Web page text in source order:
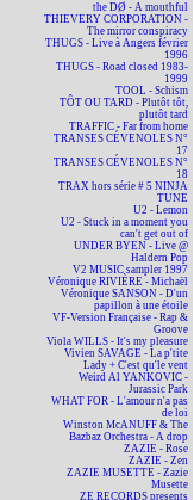
the DØ - A mouthful
THIEVERY CORPORATION -
The mirror conspiracy
THUGS - Live à Angers février
1996
THUGS - Road closed 1983-
1999
TOOL - Schism
TÔT OU TARD - Plutôt tôt,
plutôt tard
TRAFFIC - Far from home
TRANSES CÉVENOLES N°
17
TRANSES CÉVENOLES N°
18
TRAX hors série # 5 NINJA
TUNE
U2 - Lemon
U2 - Stuck in a moment you
can't get out of
UNDER BYEN - Live @
Haldern Pop
V2 MUSIC sampler 1997
Véronique RIVIÈRE - Michaël
Véronique SANSON - D'un
papillon à une étoile
VF-Version Française - Rap &
Groove
Viola WILLS - It's my pleasure
Vivien SAVAGE - La p'tite
Lady + C'est qu'le vent
Weird Al YANKOVIC -
Jurassic Park
WHAT FOR - L'amour n'a pas
de loi
Winston McANUFF & The
Bazbaz Orchestra - A drop
ZAZIE - Rose
ZAZIE - Zen
ZAZIE MUSETTE - Zazie
Musette
ZE RECORDS presents